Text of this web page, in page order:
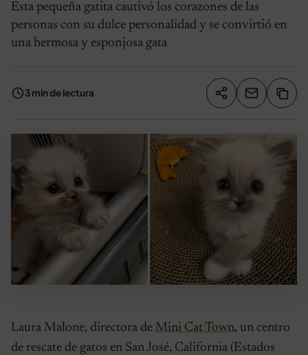
Esta pequeña gatita cautivó los corazones de las
personas con su dulce personalidad y se convirtió en
una hermosa y esponjosa gata
3 min de lectura Compartir
Laura Malone, directora de Mini Cat Town, un centro
de rescate de gatos en San José, California (Estados